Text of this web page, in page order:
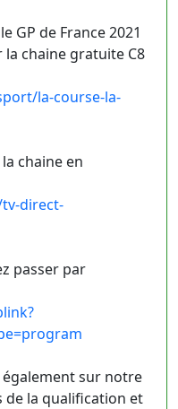
GP de France 2021
la chaine gratuite C8
la-course-la-
chaine en
direct-
passer par
sur notre
de la qualification et